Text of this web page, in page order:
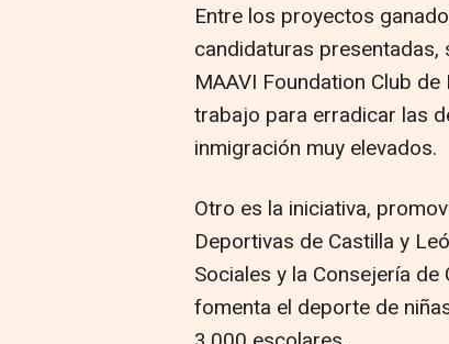
Entre los proyectos
candidaturas presentadas,
MAAVI Foundation Club
trabajo para erradicar las
inmigración muy elevados.
Otro es la iniciativa,
Deportivas de Castilla y
Sociales y la Consejería
fomenta el deporte de